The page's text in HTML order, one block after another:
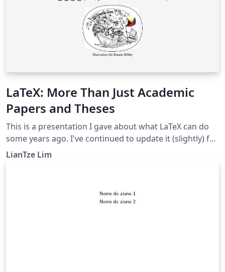
LaTeX: More Than Just Academic
Papers and Theses
This is a presentation I gave about what LaTeX can do
some years ago. I've continued to update it (slightly) for
other talks. As this is quite a large project with many
sources as a .zip for offline perusal/compilation!
LianTze Lim